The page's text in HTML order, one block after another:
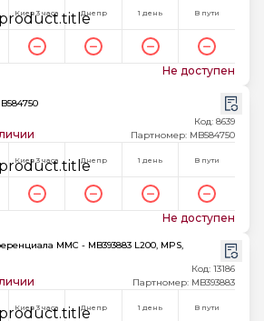
Киев 3 часа Днепр 1 день В пути
Не доступен
Код: 8639
Партномер: MB584750
Киев 3 часа Днепр 1 день В пути
Не доступен
MMC - MB393883 L200, MPS,
Код: 13186
Партномер: MB393883
Киев 3 часа Днепр 1 день В пути